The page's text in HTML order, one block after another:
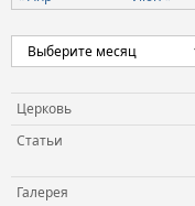
Церковь
Статьи
Галерея